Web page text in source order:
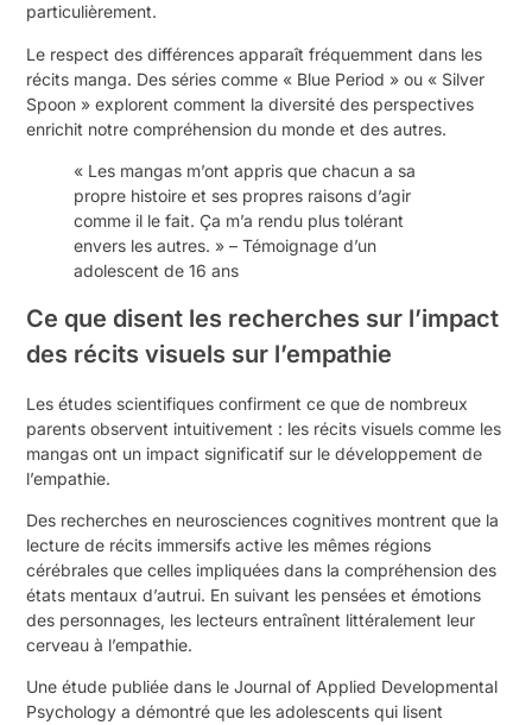
particulièrement.
Le respect des différences apparaît fréquemment dans les
récits manga. Des séries comme « Blue Period » ou « Silver
Spoon » explorent comment la diversité des perspectives
enrichit notre compréhension du monde et des autres.
« Les mangas m’ont appris que chacun a sa
propre histoire et ses propres raisons d’agir
comme il le fait. Ça m’a rendu plus tolérant
envers les autres. » – Témoignage d’un
adolescent de 16 ans
Ce que disent les recherches sur l’impact
des récits visuels sur l’empathie
Les études scientifiques confirment ce que de nombreux
parents observent intuitivement : les récits visuels comme les
mangas ont un impact significatif sur le développement de
l’empathie.
Des recherches en neurosciences cognitives montrent que la
lecture de récits immersifs active les mêmes régions
cérébrales que celles impliquées dans la compréhension des
états mentaux d’autrui. En suivant les pensées et émotions
des personnages, les lecteurs entraînent littéralement leur
cerveau à l’empathie.
Une étude publiée dans le Journal of Applied Developmental
Psychology a démontré que les adolescents qui lisent